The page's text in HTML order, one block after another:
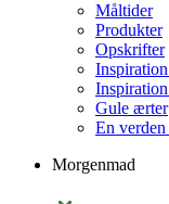
Måltider
Produkter
Opskrifter
Gule ærter
En
Morgenmad